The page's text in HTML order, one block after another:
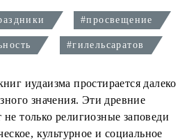
#просвещение
#гилельсаратов
иудаизма простирается далеко
значения. Эти древние
только религиозные заповеди
культурное и социальное